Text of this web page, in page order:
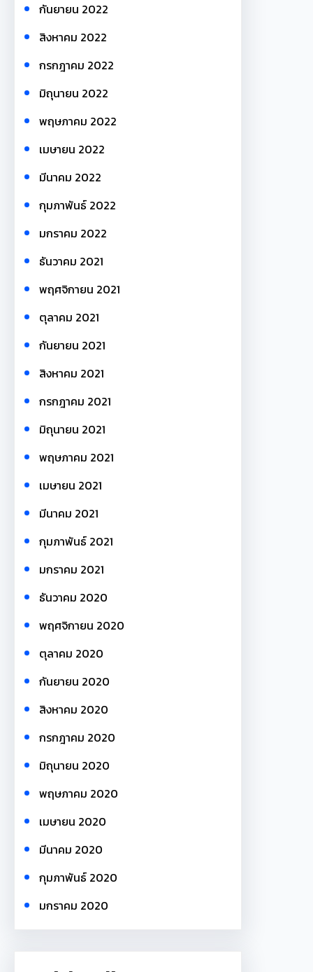
กันยายน 2022
สิงหาคม 2022
กรกฎาคม 2022
มิถุนายน 2022
พฤษภาคม 2022
เมษายน 2022
มีนาคม 2022
กุมภาพันธ์ 2022
มกราคม 2022
ธันวาคม 2021
พฤศจิกายน 2021
ตุลาคม 2021
กันยายน 2021
สิงหาคม 2021
กรกฎาคม 2021
มิถุนายน 2021
พฤษภาคม 2021
เมษายน 2021
มีนาคม 2021
กุมภาพันธ์ 2021
มกราคม 2021
ธันวาคม 2020
พฤศจิกายน 2020
ตุลาคม 2020
กันยายน 2020
สิงหาคม 2020
กรกฎาคม 2020
มิถุนายน 2020
พฤษภาคม 2020
เมษายน 2020
มีนาคม 2020
กุมภาพันธ์ 2020
มกราคม 2020